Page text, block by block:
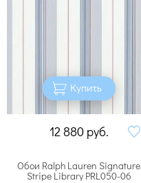
Купить
12 880 руб.
Обои Ralph Lauren Signature
Stripe Library PRL050-06